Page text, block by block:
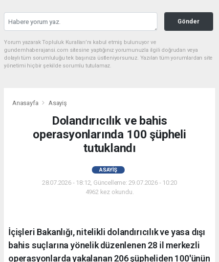
Gönder
Yorum yazarak Topluluk Kuralları’nı kabul etmiş bulunuyor ve
gundemhaberajansi.com sitesine yaptığınız yorumunuzla ilgili doğrudan veya
dolaylı tüm sorumluluğu tek başınıza üstleniyorsunuz. Yazılan tüm yorumlardan site
yönetimi hiçbir şekilde sorumlu tutulamaz.
Anasayfa Asayiş
Dolandırıcılık ve bahis
operasyonlarında 100 şüpheli
tutuklandı
ASAYIŞ
28.07.2026 - 18:12, Güncelleme: 29.07.2026 - 10:20
4962 kez okundu.
İçişleri Bakanlığı, nitelikli dolandırıcılık ve yasa dışı
bahis suçlarına yönelik düzenlenen 28 il merkezli
operasyonlarda yakalanan 206 şüpheliden 100'ünün